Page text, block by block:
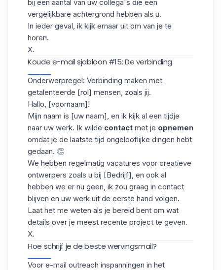
bij een aantal van uw collega's die een
vergelijkbare achtergrond hebben als u.
In ieder geval, ik kijk ernaar uit om van je te
horen.
X.
Koude e-mail sjabloon #15: De verbinding
Onderwerpregel: Verbinding maken met
getalenteerde [rol] mensen, zoals jij.
Hallo, [voornaam]!
Mijn naam is [uw naam], en ik kijk al een tijdje
naar uw werk. Ik wilde contact met je opnemen
omdat je de laatste tijd ongelooflijke dingen hebt
gedaan. 👏
We hebben regelmatig vacatures voor creatieve
ontwerpers zoals u bij [Bedrijf], en ook al
hebben we er nu geen, ik zou graag in contact
blijven en uw werk uit de eerste hand volgen.
Laat het me weten als je bereid bent om wat
details over je meest recente project te geven.
X.
Hoe schrijf je de beste wervingsmail?
Voor e-mail outreach inspanningen in het